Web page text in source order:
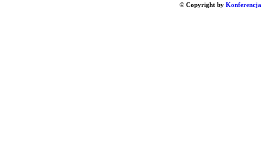
© Copyright by Konferencja